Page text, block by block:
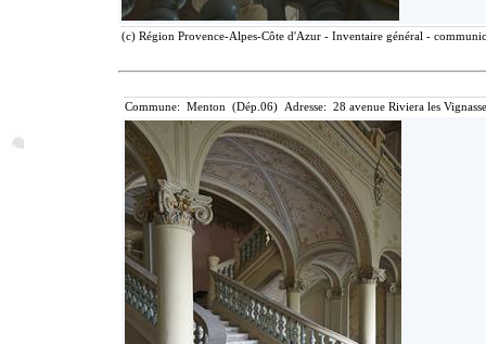
(c) Région Provence-Alpes-Côte d'Azur - Inventaire général -
Commune: Menton (Dép.06) Adresse: 28 avenue Riviera les